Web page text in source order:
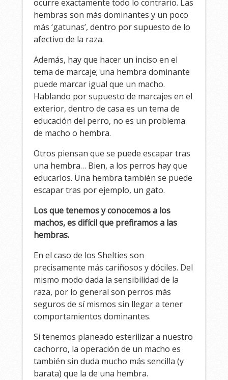
ocurre exactamente todo lo contrario. Las
hembras son más dominantes y un poco
más ‘gatunas’, dentro por supuesto de lo
afectivo de la raza.
Además, hay que hacer un inciso en el
tema de marcaje; una hembra dominante
puede marcar igual que un macho.
Hablando por supuesto de marcajes en el
exterior, dentro de casa es un tema de
educación del perro, no es un problema
de macho o hembra.
Otros piensan que se puede escapar tras
una hembra… Bien, a los perros hay que
educarlos. Una hembra también se puede
escapar tras por ejemplo, un gato.
Los que tenemos y conocemos a los
machos, es difícil que prefiramos a las
hembras.
En el caso de los Shelties son
precisamente más cariñosos y dóciles. Del
mismo modo dada la sensibilidad de la
raza, por lo general son perros más
seguros de sí mismos sin llegar a tener
comportamientos dominantes.
Si tenemos planeado esterilizar a nuestro
cachorro, la operación de un macho es
también sin duda mucho más sencilla (y
barata) que la de una hembra.